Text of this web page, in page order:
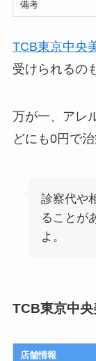
備考
TCB東京中央
受けられるの
万が一、アレ
どにも0円で
診察代や
ることが
よ。
TCB東京中
店舗情報